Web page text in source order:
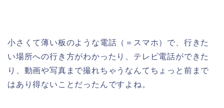
小さくて薄い板のような電話（＝スマホ）で、行きた
い場所への行き方がわかったり、テレビ電話ができた
り、動画や写真まで撮れちゃうなんてちょっと前まで
はあり得ないことだったんですよね。